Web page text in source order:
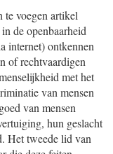
voegen artikel
de openbaarheid
internet) ontkennen
of rechtvaardigen
met het
van mensen
van mensen
hun geslacht
Het tweede lid van